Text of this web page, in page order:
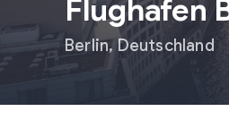
Flughafen
Berlin, Deutschland